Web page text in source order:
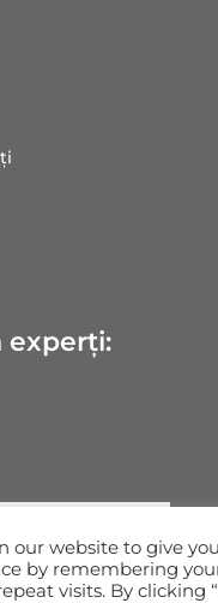
experți:
our website to give
by remembering
visits. By clicking